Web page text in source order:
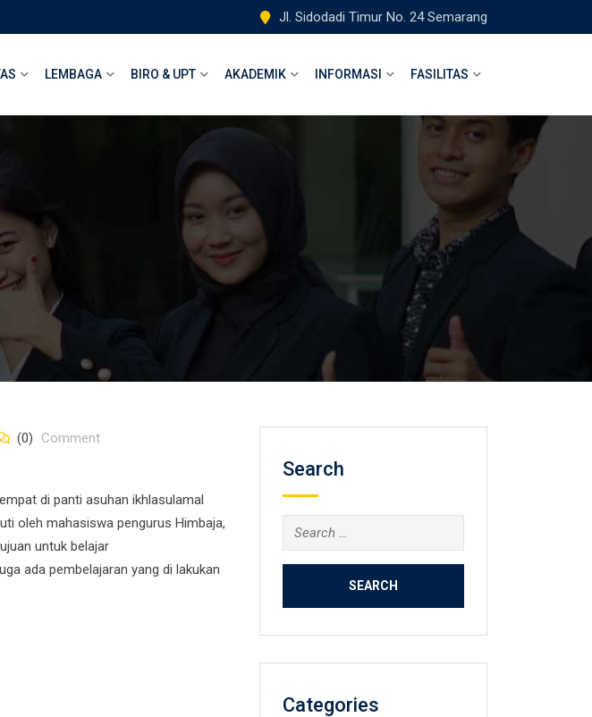
Jl. Sidodadi Timur No. 24 Semarang
LEMBAGA BIRO & UPT AKADEMIK INFORMASI FASILITAS
(0) Comment
di panti asuhan ikhlasulamal
oleh mahasiswa pengurus Himbaja,
untuk belajar
ada pembelajaran yang di lakukan
Search
Search
for:
Categories